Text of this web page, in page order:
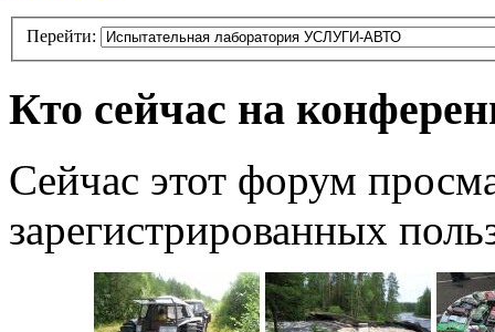
Перейти:
Кто сейчас на
Сейчас этот форум
зарегистрированных